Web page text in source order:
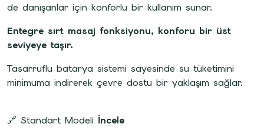
de danışanlar için konforlu bir kullanım sunar.
Entegre sırt masaj fonksiyonu, konforu bir üst
seviyeye taşır.
Tasarruflu batarya sistemi sayesinde su tüketimini
minimuma indirerek çevre dostu bir yaklaşım sağlar.
🔗 Standart Modeli İncele